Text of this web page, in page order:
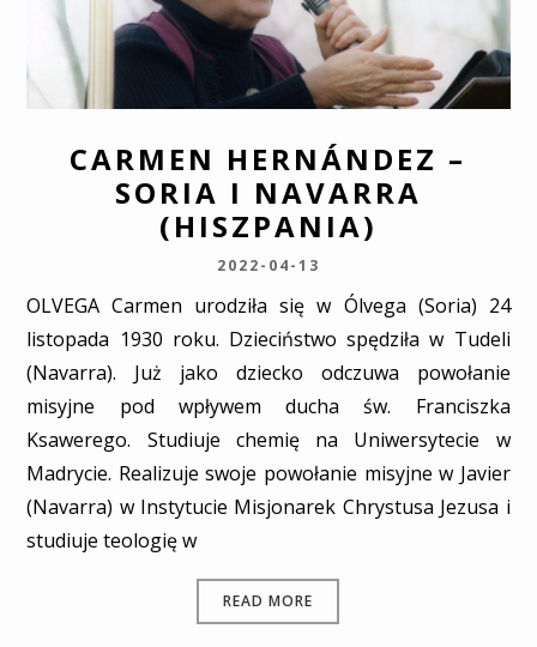
CARMEN HERNÁNDEZ –
SORIA I NAVARRA
(HISZPANIA)
2022-04-13
OLVEGA Carmen urodziła się w Ólvega (Soria) 24
listopada 1930 roku. Dzieciństwo spędziła w Tudeli
(Navarra). Już jako dziecko odczuwa powołanie
misyjne pod wpływem ducha św. Franciszka
Ksawerego. Studiuje chemię na Uniwersytecie w
Madrycie. Realizuje swoje powołanie misyjne w Javier
(Navarra) w Instytucie Misjonarek Chrystusa Jezusa i
studiuje teologię w
READ MORE